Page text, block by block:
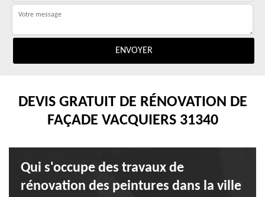
DEVIS GRATUIT DE RÉNOVATION DE
FAÇADE VACQUIERS 31340
Qui s'occupe des travaux de
rénovation des peintures dans la ville